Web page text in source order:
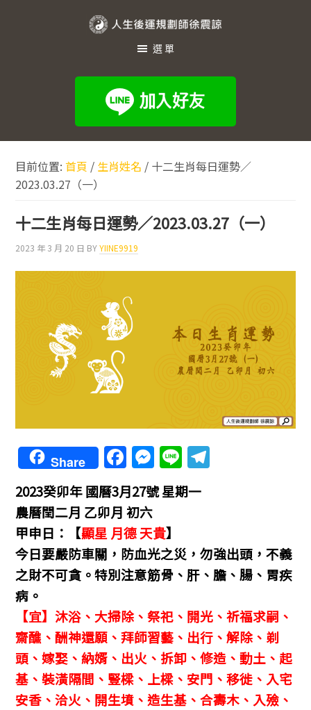
規
師
徐
震
諒
選單
目前位置:首頁 / 生肖姓名 / 十二生肖每日運勢／
2023.03.27（一）
十二生肖每日運勢／2023.03.27（一）
2023 年 3 月 20 日 BYYIINE9919
Share F
a
c
e
b
o
o
k
M
e
ss
e
n
g
er
Li
n
e
a
m
2023癸卯年國曆3月27號 星期一
農曆閏二月 乙卯月 初六
甲申日：【顯星 月德 天貴】
今日要嚴防車關，防血光之災，勿強出頭，不義
之財不可貪。特別注意筋骨、肝、膽、腸、胃疾
病。
【宜】沐浴、大掃除、祭祀、開光、祈福求嗣、
齋醮、酬神還願、拜師習藝、出行、解除、剃
頭、嫁娶、納婿、出火、拆卸、修造、動土、起
基、裝潢隔間、豎樑、上樑、安門、移徙、入宅
安香、洽火、開生墳、造生基、合壽木、入殮、